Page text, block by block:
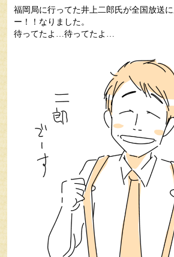
福岡局に行ってた井上二郎氏が全国放送
ー！！なりました。
待ってたよ…待ってたよ…